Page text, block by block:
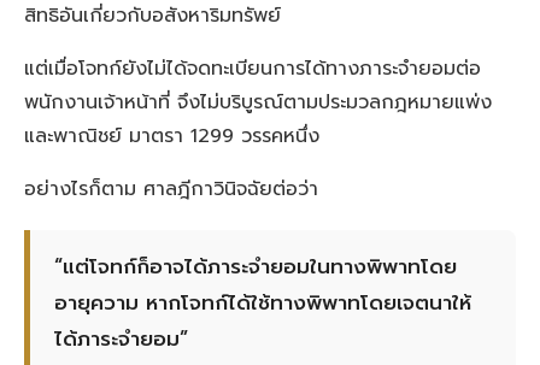
สิทธิอันเกี่ยวกับอสังหาริมทรัพย์
แต่เมื่อโจทก์ยังไม่ได้จดทะเบียนการได้ทางภาระจำยอมต่อ
พนักงานเจ้าหน้าที่ จึงไม่บริบูรณ์ตามประมวลกฎหมายแพ่ง
และพาณิชย์ มาตรา 1299 วรรคหนึ่ง
อย่างไรก็ตาม ศาลฎีกาวินิจฉัยต่อว่า
“แต่โจทก์ก็อาจได้ภาระจำยอมในทางพิพาทโดย
อายุความ หากโจทก์ได้ใช้ทางพิพาทโดยเจตนาให้
ได้ภาระจำยอม”